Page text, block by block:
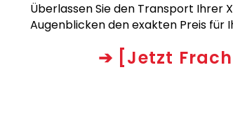
Überlassen Sie den Transport Ihrer
Augenblicken den exakten Preis für
➔ [Jetzt